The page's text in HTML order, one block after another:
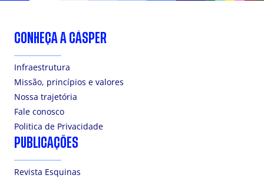
CONHEÇA A CÁSPER
Infraestrutura
Missão, princípios e valores
Nossa trajetória
Fale conosco
Politica de Privacidade
PUBLICAÇÕES
Revista Esquinas